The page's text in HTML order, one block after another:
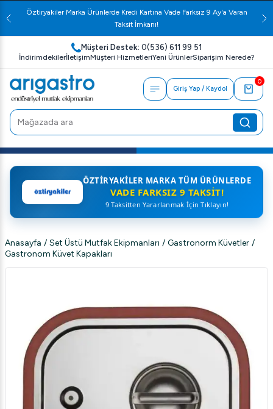
Öztiryakiler Marka Ürünlerde Kredi Kartına Vade Farksız 9 Ay'a Varan
Taksit İmkanı!
Müşteri Destek: 0(536) 611 99 51
İndirimdekilerİletişimMüşteri HizmetleriYeni ÜrünlerSiparişim Nerede?
Giriş Yap / Kaydol
0
ÖZTIRYAKILER MARKA TÜM ÜRÜNLERDE
VADE FARKSIZ 9 TAKSIT!
9 Taksitten Yararlanmak İçin Tıklayın!
Anasayfa / Set Üstü Mutfak Ekipmanları / Gastronorm Küvetler /
Gastronom Küvet Kapakları